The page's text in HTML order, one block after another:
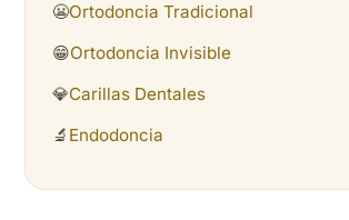
😬Ortodoncia Tradicional
😁Ortodoncia Invisible
💎Carillas Dentales
🔬 Endodoncia